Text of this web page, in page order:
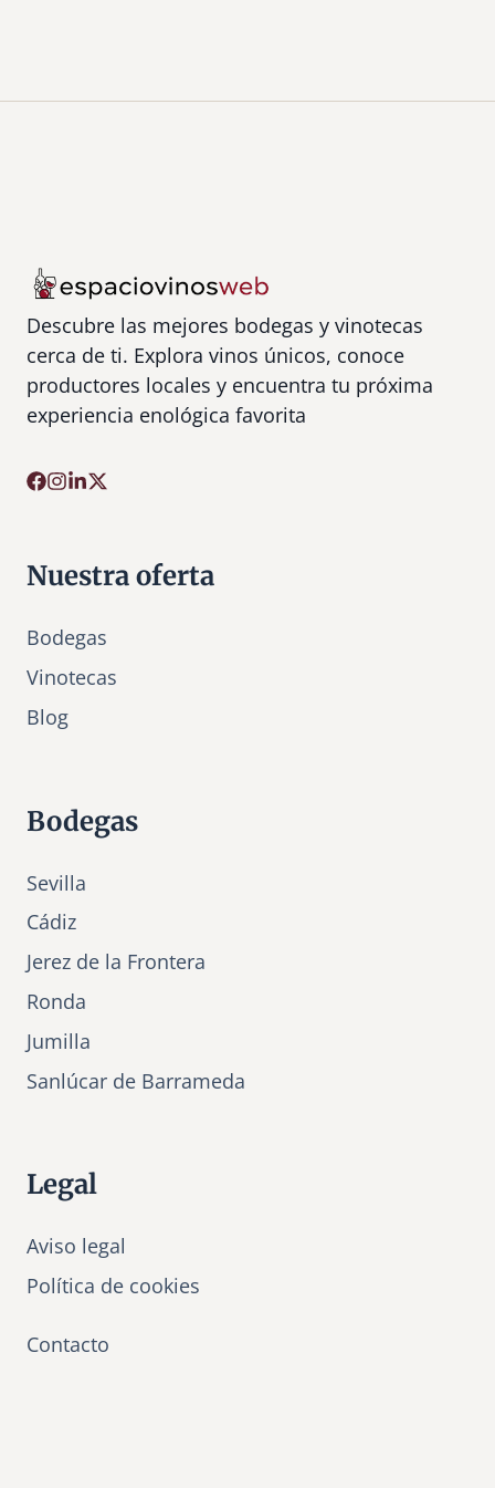
Descubre las mejores bodegas y vinotecas
cerca de ti. Explora vinos únicos, conoce
productores locales y encuentra tu próxima
experiencia enológica favorita
Nuestra oferta
Bodegas
Vinotecas
Blog
Bodegas
Sevilla
Cádiz
Jerez de la Frontera
Ronda
Jumilla
Sanlúcar de Barrameda
Legal
Aviso legal
Política de cookies
Contacto